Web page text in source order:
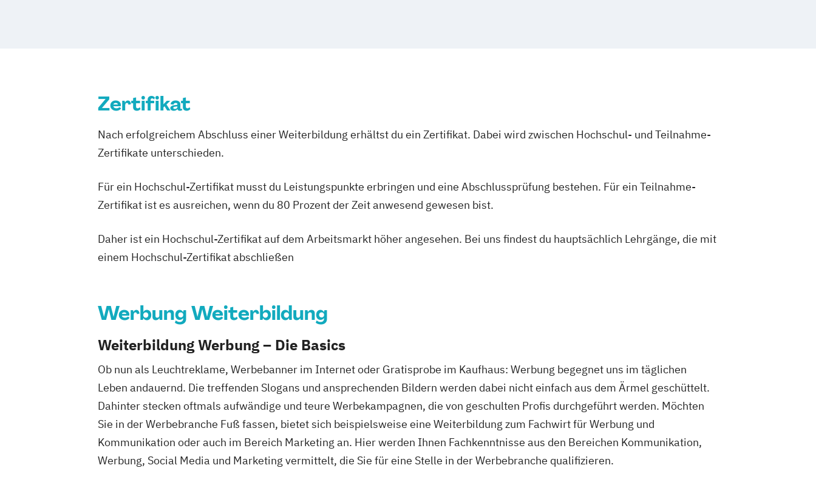
Zertifikat
Nach erfolgreichem Abschluss einer Weiterbildung erhältst du ein Zertifikat. Dabei wird zwischen Hochschul- und Teilnahme-
Zertifikate unterschieden.
Für ein Hochschul-Zertifikat musst du Leistungspunkte erbringen und eine Abschlussprüfung bestehen. Für ein Teilnahme-
Zertifikat ist es ausreichen, wenn du 80 Prozent der Zeit anwesend gewesen bist.
Daher ist ein Hochschul-Zertifikat auf dem Arbeitsmarkt höher angesehen. Bei uns findest du hauptsächlich Lehrgänge, die mit
einem Hochschul-Zertifikat abschließen
Werbung Weiterbildung
Weiterbildung Werbung – Die Basics
Ob nun als Leuchtreklame, Werbebanner im Internet oder Gratisprobe im Kaufhaus: Werbung begegnet uns im täglichen
Leben andauernd. Die treffenden Slogans und ansprechenden Bildern werden dabei nicht einfach aus dem Ärmel geschüttelt.
Dahinter stecken oftmals aufwändige und teure Werbekampagnen, die von geschulten Profis durchgeführt werden. Möchten
Sie in der Werbebranche Fuß fassen, bietet sich beispielsweise eine Weiterbildung zum Fachwirt für Werbung und
Kommunikation oder auch im Bereich Marketing an. Hier werden Ihnen Fachkenntnisse aus den Bereichen Kommunikation,
Werbung, Social Media und Marketing vermittelt, die Sie für eine Stelle in der Werbebranche qualifizieren.